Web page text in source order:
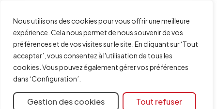
Nous utilisons des cookies pour vous offrir une meilleure
expérience. Cela nous permet de nous souvenir de vos
préférences et de vos visites sur le site. En cliquant sur ‘Tout
accepter’, vous consentez à l'utilisation de tous les
cookies. Vous pouvez également gérer vos préférences
dans ‘Configuration’.
Gestion des cookies
Tout refuser
Quelles sont les extensions des
fichiers du logiciel ?
ConfigurationFonds de plan DXF
La version du fichier lu est
incorrecte